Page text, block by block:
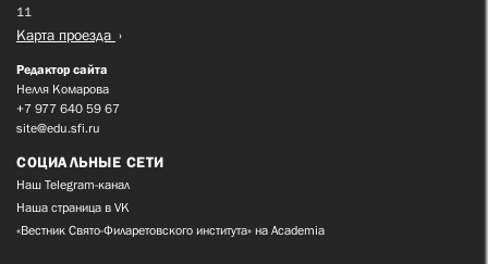
11
Карта проезда
Редактор сайта
Нелля Комарова
+7 977 640 59 67
site@edu.sfi.ru
СОЦИАЛЬНЫЕ СЕТИ
Наш Telegram-канал
Наша страница в VK
«Вестник Свято-Филаретовского института» на Academia